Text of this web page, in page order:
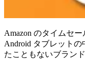
Amazon のタイムセ
Android タブレットの
たこともないブラン